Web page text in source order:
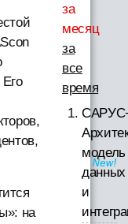
на
за
месяц
за
все
время
модель
данных
и